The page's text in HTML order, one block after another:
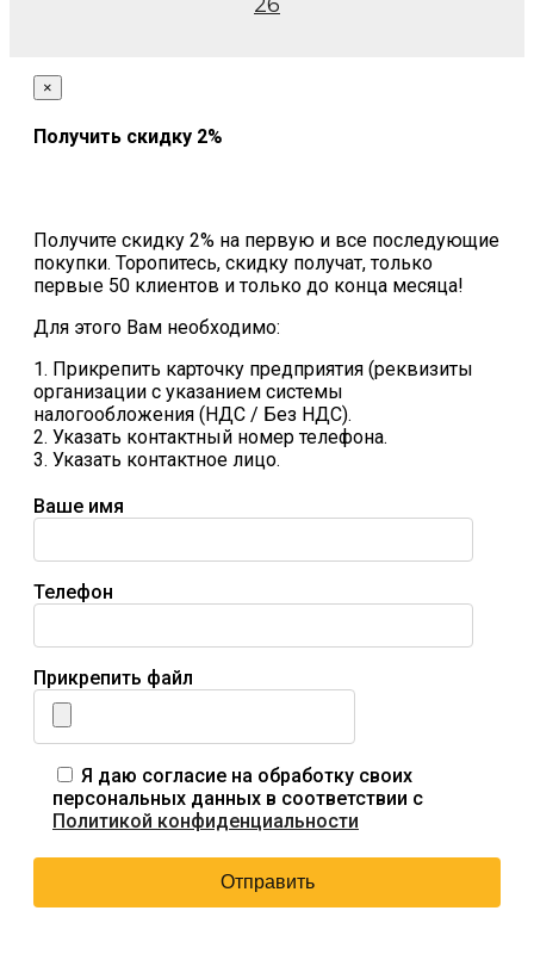
×
Получить скидку 2%
Получите скидку 2% на первую и все последующие
покупки. Торопитесь, скидку получат, только
первые 50 клиентов и только до конца месяца!
Для этого Вам необходимо:
1. Прикрепить карточку предприятия (реквизиты
организации с указанием системы
налогообложения (НДС / Без НДС).
2. Указать контактный номер телефона.
3. Указать контактное лицо.
Ваше имя
Телефон
Прикрепить файл
Я даю согласие на обработку своих
персональных данных в соответствии с
Политикой конфиденциальности